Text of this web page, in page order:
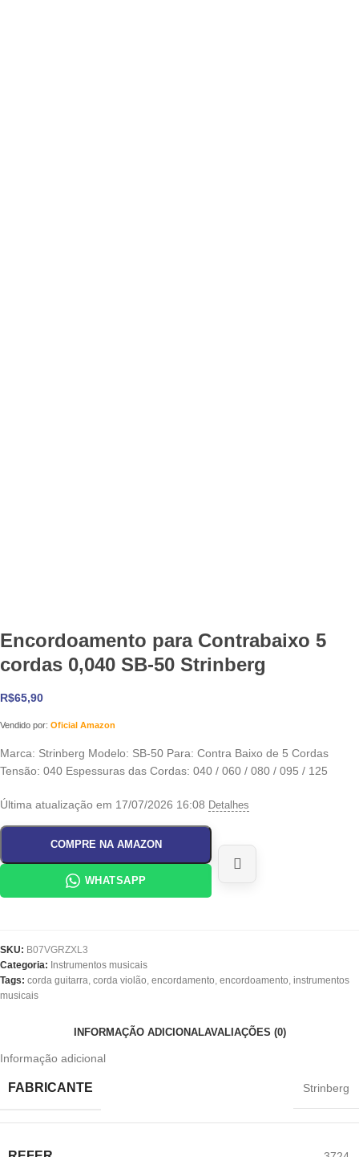
Encordoamento para Contrabaixo 5
cordas 0,040 SB-50 Strinberg
R$65,90
Vendido por: Oficial Amazon
Marca: Strinberg Modelo: SB-50 Para: Contra Baixo de 5 Cordas
Tensão: 040 Espessuras das Cordas: 040 / 060 / 080 / 095 / 125
Última atualização em 17/07/2026 16:08 Detalhes
COMPRE NA AMAZON
WHATSAPP
SKU: B07VGRZXL3
Categoria: Instrumentos musicais
Tags: corda guitarra, corda violão, encordamento, encordoamento, instrumentos
musicais
INFORMAÇÃO ADICIONALAVALIAÇÕES (0)
Informação adicional
FABRICANTE ‎Strinberg